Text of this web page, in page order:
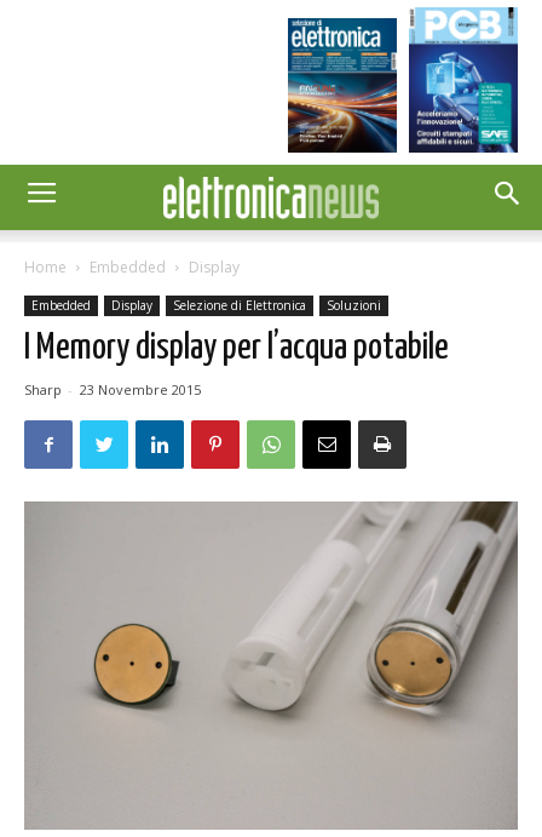
Home Embedded Display
Embedded Display Selezione di Elettronica Soluzioni
I Memory display per l’acqua potabile
Sharp - 23 Novembre 2015